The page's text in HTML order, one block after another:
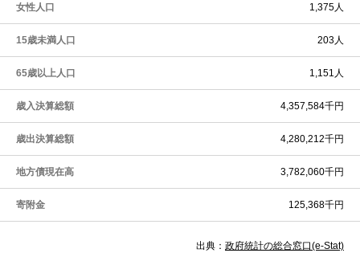
女性人口 1,375人
15歳未満人口 203人
65歳以上人口 1,151人
歳入決算総額 4,357,584千円
歳出決算総額 4,280,212千円
地方債現在高 3,782,060千円
寄附金 125,368千円
出典： 政府統計の総合窓口(e-Stat)